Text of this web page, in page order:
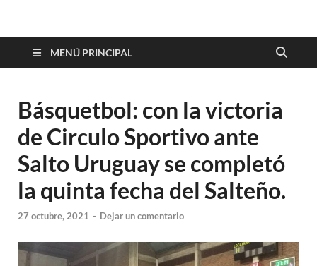
10minutos.com.uy
MENÚ PRINCIPAL
Básquetbol: con la victoria
de Circulo Sportivo ante
Salto Uruguay se completó
la quinta fecha del Salteño.
27 octubre, 2021 - Dejar un comentario